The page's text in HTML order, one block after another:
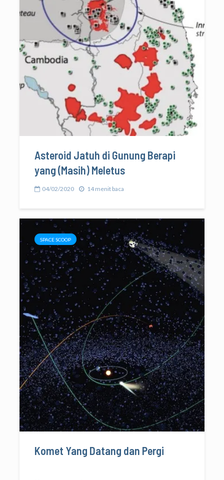
Asteroid Jatuh di Gunung Berapi
yang (Masih) Meletus
04/02/2020 14 menit baca
SPACE SCOOP
Komet Yang Datang dan Pergi